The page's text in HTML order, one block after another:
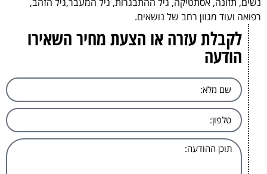
רפואה ועוד מגוון רחב של נושאים.
לקבלת עזרה או הצעת מחיר השאירו
הודעה